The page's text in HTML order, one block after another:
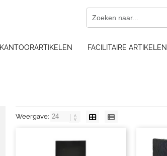
KANTOORARTIKELEN FACILITAIRE ARTIKELEN
Weergave: